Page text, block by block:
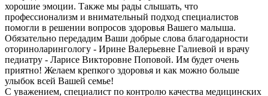
хорошие эмоции. Также мы рады слышать, что
профессионализм и внимательный подход специалистов
помогли в решении вопросов здоровья Вашего малыша.
Обязательно передадим Ваши добрые слова благодарности
оториноларингологу - Ирине Валерьевне Галиевой и врачу
педиатру - Ларисе Викторовне Поповой. Им будет очень
приятно! Желаем крепкого здоровья и как можно больше
улыбок всей Вашей семье!
С уважением, специалист по контролю качества медицинских